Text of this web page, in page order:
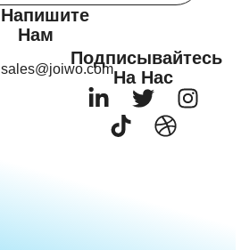
Напишите
Нам
sales@joiwo.com
Подписывайтесь
На Нас